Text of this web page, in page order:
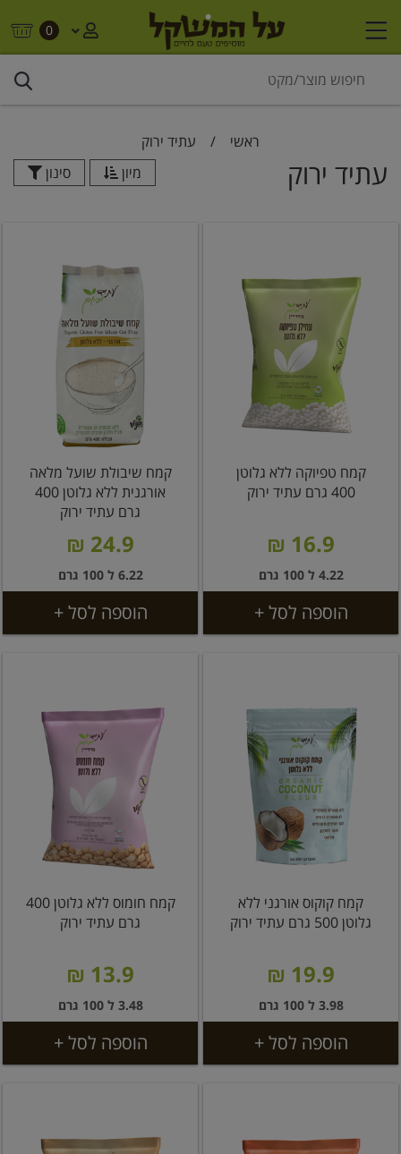
0
ראשי / עתיד ירוק
עתיד ירוק סינון מיון
קמח טפיוקה ללא גלוטן
400 גרם עתיד ירוק
16.9 ₪
4.22 ל 100 גרם
הוספה לסל +
קמח שיבולת שועל מלאה
אורגנית ללא גלוטן 400
גרם עתיד ירוק
24.9 ₪
6.22 ל 100 גרם
הוספה לסל +
קמח קוקוס אורגני ללא
גלוטן 500 גרם עתיד ירוק
19.9 ₪
3.98 ל 100 גרם
הוספה לסל +
קמח חומוס ללא גלוטן 400
גרם עתיד ירוק
13.9 ₪
3.48 ל 100 גרם
הוספה לסל +